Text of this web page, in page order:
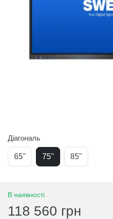
Діагональ
65'' 75'' 85"
В наявності
118 560 грн